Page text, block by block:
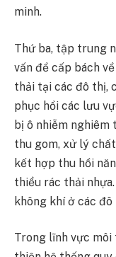
minh.
Thứ ba, tập trung
vấn đề cấp bách
thải tại các đô thị,
phục hồi các lưu
bị ô nhiễm nghiêm
thu gom, xử lý
kết hợp thu hồi
thiểu rác thải
không khí ở các
Trong lĩnh vực môi